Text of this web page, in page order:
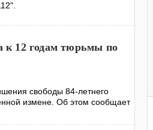
к 12 годам тюрьмы по
свободы 84-летнего
измене. Об этом сообщает